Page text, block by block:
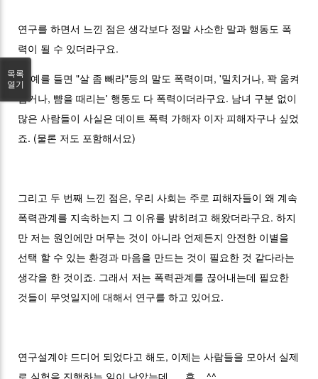
연구를 하면서 느낀 점은 생각보다 정말 사소한 말과 행동도 폭
력이 될 수 있더라구요.
뭐 예를 들면 "살 좀 빼라"등의 말도 폭력이며, '밀치거나, 꽉 움켜
잡거나, 뺨을 때리는' 행동도 다 폭력이더라구요. 남녀 구분 없이
많은 사람들이 사실은 데이트 폭력 가해자 이자 피해자구나 싶었
죠. (물론 저도 포함해서요)
그리고 두 번째 느낀 점은, 우리 사회는 주로 피해자들이 왜 계속
폭력관계를 지속하는지 그 이유를 밝히려고 해왔더라구요. 하지
만 저는 원인에만 머무는 것이 아니라 언제든지 안전한 이별을
선택 할 수 있는 환경과 마음을 만드는 것이 필요한 것 같다라는
생각을 한 것이죠. 그래서 저는 폭력관계를 끊어내는데 필요한
것들이 무엇일지에 대해서 연구를 하고 있어요.
연구설계야 드디어 되었다고 해도, 이제는 사람들을 모아서 실제
로 실험을 진행하는 일이 남았는데 .... 휴... ^^....
목록
열기